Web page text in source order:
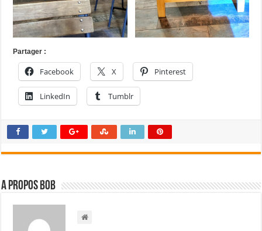
Partager :
Facebook X Pinterest
LinkedIn Tumblr
A propos bOb